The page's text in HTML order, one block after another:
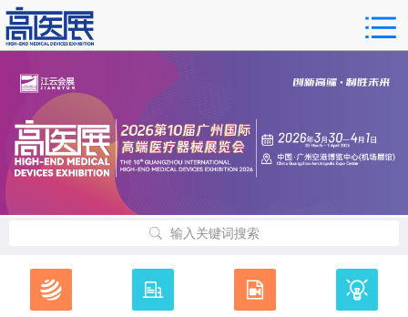
输入关键词搜索